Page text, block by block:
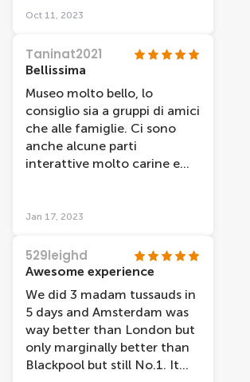
Oct 11, 2023
Taninat2021
Bellissima
Museo molto bello, lo
consiglio sia a gruppi di amici
che alle famiglie. Ci sono
anche alcune parti
interattive molto carine e
Jan 17, 2023
529leighd
Awesome experience
We did 3 madam tussauds in
5 days and Amsterdam was
way better than London but
only marginally better than
Blackpool but still No.1. It